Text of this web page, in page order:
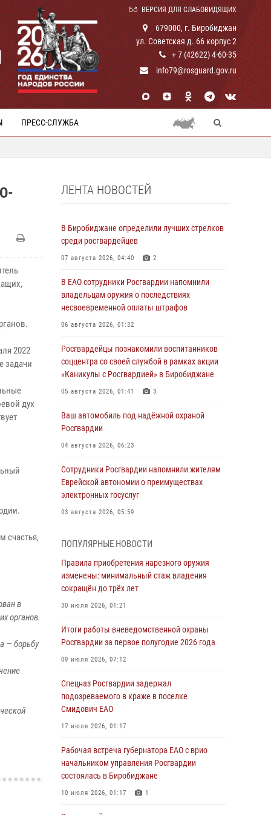
ВЕРСИЯ ДЛЯ СЛАБОВИДЯЩИХ
679000, г. Биробиджан
ул. Советская д. 66 корпус 2
+ 7 (42622) 4-60-35
info79@rosguard.gov.ru
ПРЕСС-СЛУЖБА
2022
задачи
дух
счастья,
в
органов.
— борьбу
ЛЕНТА НОВОСТЕЙ
В Биробиджане определили лучших стрелков
среди росгвардейцев
07 августа 2026, 04:40 2
В ЕАО сотрудники Росгвардии напомнили
владельцам оружия о последствиях
несвоевременной оплаты штрафов
06 августа 2026, 01:32
Росгвардейцы познакомили воспитанников
соццентра со своей службой в рамках акции
«Каникулы с Росгвардией» в Биробиджане
05 августа 2026, 01:41 3
Ваш автомобиль под надёжной охраной
Росгвардии
04 августа 2026, 06:23
Сотрудники Росгвардии напомнили жителям
Еврейской автономии о преимуществах
электронных госуслуг
03 августа 2026, 05:59
армии Виктор Золотов поздравил
специалистов подразделений тыла с
профессиональным праздником
01 августа 2026, 10:23
национальной гвардии Российской
Федерации
01 августа 2026, 10:21
В Росгвардии вспоминают российских
воинов, погибших в Первой мировой войне
1914-1918 годов
01 августа 2026, 10:19
Внесены изменения в правила проведения
контрольного отстрела гражданского оружия
31 июля 2026, 01:48
ПОПУЛЯРНЫЕ НОВОСТИ
Правила приобретения нарезного оружия
изменены: минимальный стаж владения
сокращён до трёх лет
30 июля 2026, 01:21
Итоги работы вневедомственной охраны
Росгвардии за первое полугодие 2026 года
09 июля 2026, 07:12
Спецназ Росгвардии задержал
подозреваемого в краже в поселке
Смидович ЕАО
17 июля 2026, 01:17
Рабочая встреча губернатора ЕАО с врио
начальником управления Росгвардии
состоялась в Биробиджане
10 июля 2026, 01:17 1